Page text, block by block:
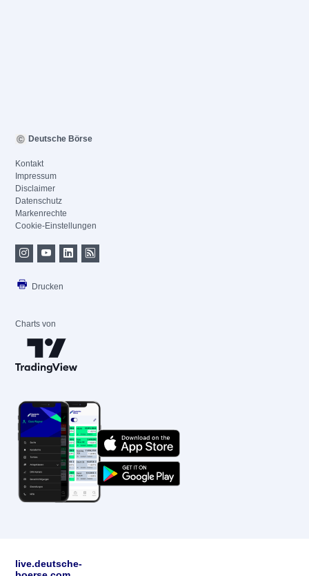
Deutsche Börse
Kontakt
Impressum
Disclaimer
Datenschutz
Markenrechte
Cookie-Einstellungen
Drucken
Charts von
live.deutsche-